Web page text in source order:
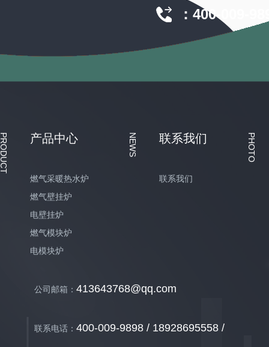
：400-009-
产品中心
燃气采暖热水炉
燃气壁挂炉
电壁挂炉
燃气模块炉
电模块炉
联系我们
NEWS
联系我们
PHOTO
公司邮箱： 413643768@qq.com
联系电话： 400-009-9898 / 18928695558 /